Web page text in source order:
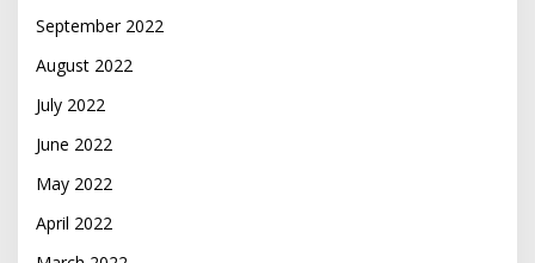
September 2022
August 2022
July 2022
June 2022
May 2022
April 2022